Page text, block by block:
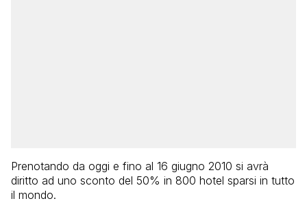
Prenotando da oggi e fino al 16 giugno 2010 si avrà
diritto ad uno sconto del 50% in 800 hotel sparsi in tutto
il mondo.